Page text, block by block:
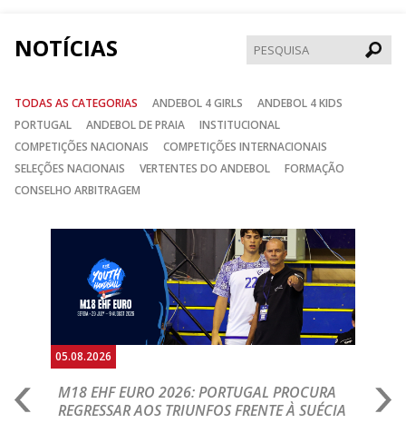
NOTÍCIAS
TODAS AS CATEGORIAS ANDEBOL 4 GIRLS
ANDEBOL 4 KIDS
PORTUGAL
ANDEBOL DE PRAIA
INSTITUCIONAL
COMPETIÇÕES NACIONAIS
COMPETIÇÕES INTERNACIONAIS
SELEÇÕES NACIONAIS
VERTENTES DO ANDEBOL
FORMAÇÃO
CONSELHO ARBITRAGEM
05.08.2026
M18 EHF EURO 2026: PORTUGAL PROCURA
REGRESSAR AOS TRIUNFOS FRENTE À SUÉCIA